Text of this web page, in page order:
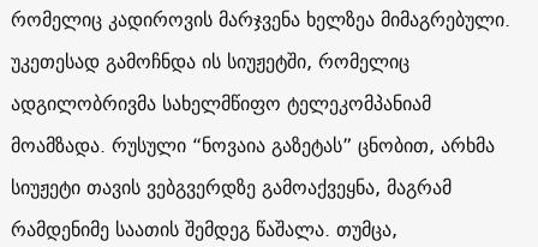
რომელიც კადიროვის მარჯვენა ხელზეა მიმაგრებული.
უკეთესად გამოჩნდა ის სიუჟეტში, რომელიც
ადგილობრივმა სახელმწიფო ტელეკომპანიამ
მოამზადა. რუსული “ნოვაია გაზეტას” ცნობით, არხმა
სიუჟეტი თავის ვებგვერდზე გამოაქვეყნა, მაგრამ
რამდენიმე საათის შემდეგ წაშალა. თუმცა,